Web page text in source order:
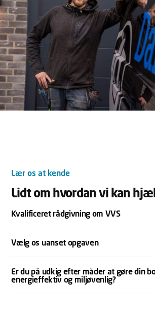
Lær os at kende
Lidt om hvordan vi kan
Kvalificeret rådgivning om VVS
Vælg os uanset opgaven
Er du på udkig efter måder at gøre din
energieffektiv og miljøvenlig?